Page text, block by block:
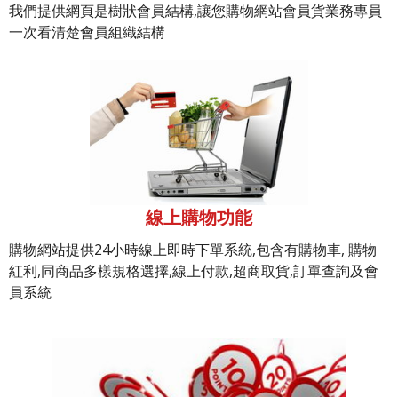
我們提供網頁是樹狀會員結構,讓您購物網站會員貨業務專員
一次看清楚會員組織結構
線上購物功能
購物網站提供24小時線上即時下單系統,包含有購物車, 購物
紅利,同商品多樣規格選擇,線上付款,超商取貨,訂單查詢及會
員系統